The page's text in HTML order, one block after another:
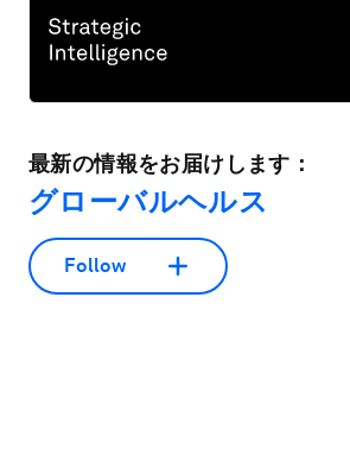
最新の情報をお届けします：
グローバルヘルス
Follow